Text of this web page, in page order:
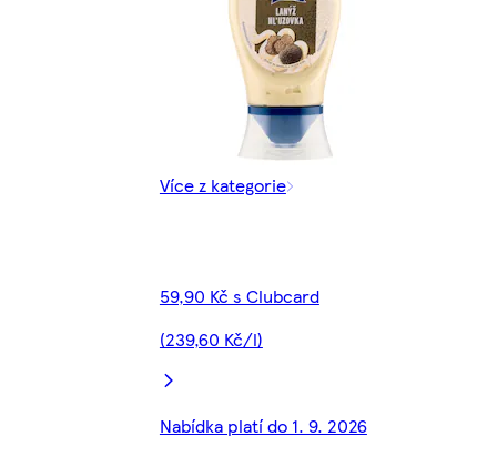
Více z kategorie
59,90 Kč s Clubcard
(239,60 Kč/l)
Nabídka platí do 1. 9. 2026